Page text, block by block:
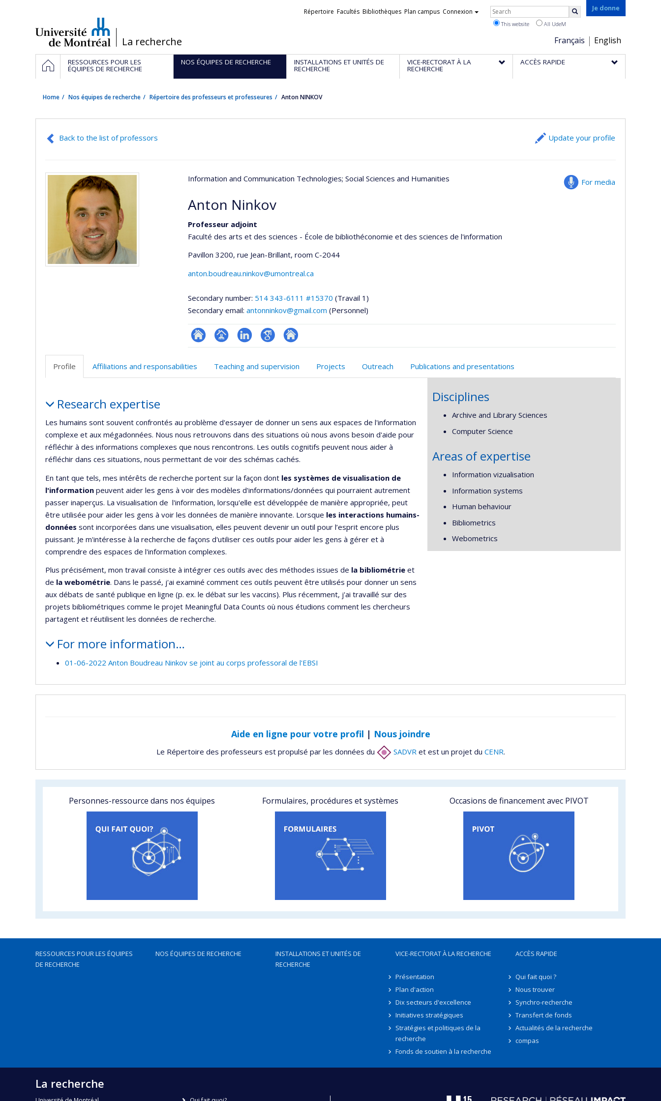
/La recherche
Je donne
Choix
de
la
Français English
Liens
Répertoire Facultés Bibliothèques Plan campus Connexion Rechercher
This website All UdeM
Navigation
principale
HOMERESSOURCES POUR LES
ÉQUIPES DE RECHERCHE
NOS ÉQUIPES DE RECHERCHE INSTALLATIONS ET UNITÉS DE
RECHERCHE
VICE-RECTORAT À LA
RECHERCHE
ACCÈS RAPIDE
Home Nos équipes de recherche Répertoire des professeurs et professeures Anton NINKOV
Back to the list of professors Update your profile
For media
Information and Communication Technologies; Social Sciences and Humanities
Anton Ninkov
Professeur adjoint
Faculté des arts et des sciences - École de bibliothéconomie et des sciences de l'information
Pavillon 3200, rue Jean-Brillant, room C-2044
anton.boudreau.ninkov@umontreal.ca
Secondary number: 514 343-6111 #15370 (Travail 1)
Secondary email: antonninkov@gmail.com (Personnel)
ResearchGate
Page
(faculté,département,école)
LinkedInGoogleAutre
Profile Affiliations and responsabilities Teaching and supervision Projects Outreach Publications and presentations
Research expertise
Les humains sont souvent confrontés au problème d'essayer de donner un sens aux espaces de l'information
complexe et aux mégadonnées. Nous nous retrouvons dans des situations où nous avons besoin d'aide pour
réfléchir à des informations complexes que nous rencontrons. Les outils cognitifs peuvent nous aider à
réfléchir dans ces situations, nous permettant de voir des schémas cachés.
En tant que tels, mes intérêts de recherche portent sur la façon dont les systèmes de visualisation de
l'information peuvent aider les gens à voir des modèles d'informations/données qui pourraient autrement
passer inaperçus. La visualisation de l'information, lorsqu'elle est développée de manière appropriée, peut
être utilisée pour aider les gens à voir les données de manière innovante. Lorsque les interactions humains-
données sont incorporées dans une visualisation, elles peuvent devenir un outil pour l’esprit encore plus
puissant. Je m'intéresse à la recherche de façons d'utiliser ces outils pour aider les gens à gérer et à
comprendre des espaces de l'information complexes.
Plus précisément, mon travail consiste à intégrer ces outils avec des méthodes issues de la bibliométrie et
de la webométrie. Dans le passé, j'ai examiné comment ces outils peuvent être utilisés pour donner un sens
aux débats de santé publique en ligne (p. ex. le débat sur les vaccins). Plus récemment, j'ai travaillé sur des
projets bibliométriques comme le projet Meaningful Data Counts où nous étudions comment les chercheurs
partagent et réutilisent les données de recherche.
For more information…
01-06-2022 Anton Boudreau Ninkov se joint au corps professoral de l'EBSI
Disciplines
Archive and Library Sciences
Computer Science
Areas of expertise
Information vizualisation
Information systems
Human behaviour
Bibliometrics
Webometrics
Aide en ligne pour votre profil | Nous joindre
Le Répertoire des professeurs est propulsé par les données du SADVR et est un projet du CENR.
Personnes-ressource dans nos équipes Formulaires, procédures et systèmes Occasions de financement avec PIVOT
RESSOURCES POUR LES ÉQUIPES
DE RECHERCHE
NOS ÉQUIPES DE RECHERCHE
INSTALLATIONS ET UNITÉS DE
RECHERCHE
VICE-RECTORAT À LA RECHERCHE
Présentation
Plan d'action
Dix secteurs d'excellence
Initiatives stratégiques
Stratégies et politiques de la
recherche
Fonds de soutien à la recherche
ACCÈS RAPIDE
Qui fait quoi ?
Nous trouver
Synchro-recherche
Transfert de fonds
Actualités de la recherche
compas
La recherche